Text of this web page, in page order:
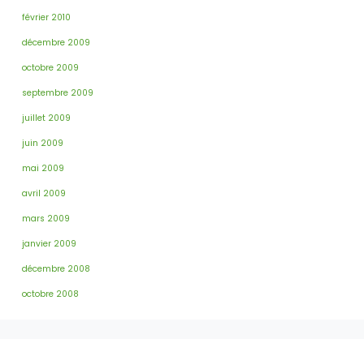
février 2010
décembre 2009
octobre 2009
septembre 2009
juillet 2009
juin 2009
mai 2009
avril 2009
mars 2009
janvier 2009
décembre 2008
octobre 2008